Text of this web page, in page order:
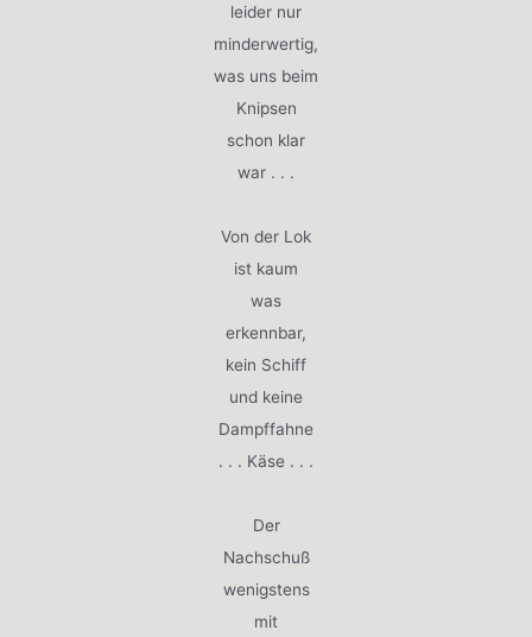
leider nur
minderwertig,
was uns beim
Knipsen
schon klar
war . . .
Von der Lok
ist kaum
was
erkennbar,
kein Schiff
und keine
Dampffahne
. . . Käse . . .
Der
Nachschuß
wenigstens
mit